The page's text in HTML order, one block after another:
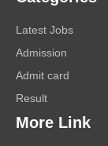
Latest Jobs
Admission
Admit card
Result
More Link